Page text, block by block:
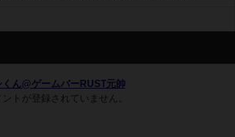
くん@ゲームバーRUST元帥
ントが登録されていません。